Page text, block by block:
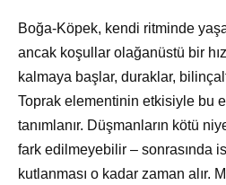
Boğa-Köpek, kendi ritminde
ancak koşullar olağanüstü bir
kalmaya başlar, duraklar,
Toprak elementinin etkisiyle bu
tanımlanır. Düşmanların kötü
fark edilmeyebilir – sonrasında
kutlanması o kadar zaman alır.